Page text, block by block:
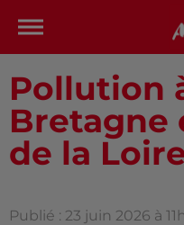
Pollution
Bretagne
de la
Publié : 23 juin 2026 à